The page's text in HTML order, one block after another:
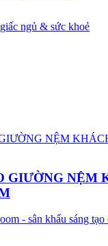
ngủ & sức khoẻ
GIƯỜNG NỆM